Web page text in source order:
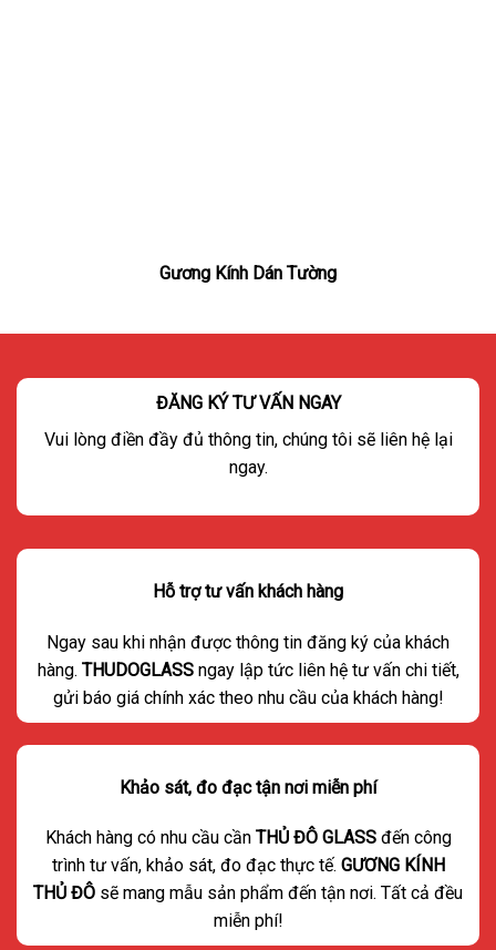
Gương Kính Dán Tường
ĐĂNG KÝ TƯ VẤN NGAY
Vui lòng điền đầy đủ thông tin, chúng tôi sẽ liên hệ lại
ngay.
Hỗ trợ tư vấn khách hàng
Ngay sau khi nhận được thông tin đăng ký của khách
hàng. THUDOGLASS ngay lập tức liên hệ tư vấn chi tiết,
gửi báo giá chính xác theo nhu cầu của khách hàng!
Khảo sát, đo đạc tận nơi miễn phí
Khách hàng có nhu cầu cần THỦ ĐÔ GLASS đến công
trình tư vấn, khảo sát, đo đạc thực tế. GƯƠNG KÍNH
THỦ ĐÔ sẽ mang mẫu sản phẩm đến tận nơi. Tất cả đều
miễn phí!